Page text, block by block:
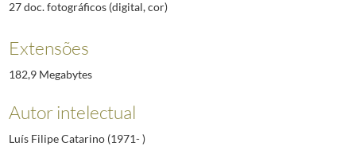
27 doc. fotográficos (digital, cor)
Extensões
182,9 Megabytes
Autor intelectual
Luís Filipe Catarino (1971- )